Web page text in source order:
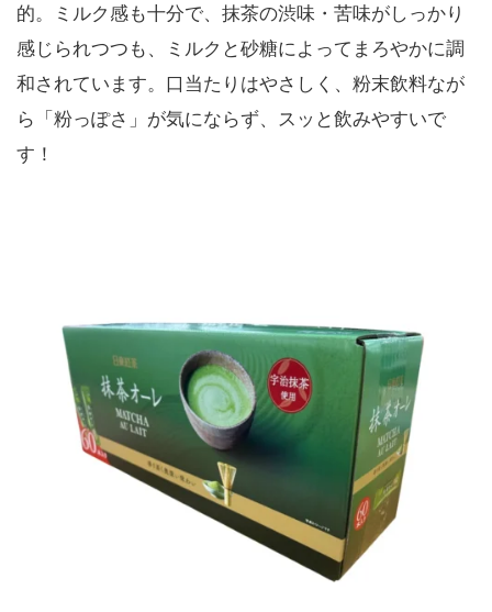
的。ミルク感も十分で、抹茶の渋味・苦味がしっかり
感じられつつも、ミルクと砂糖によってまろやかに調
和されています。口当たりはやさしく、粉末飲料なが
ら「粉っぽさ」が気にならず、スッと飲みやすいで
す！